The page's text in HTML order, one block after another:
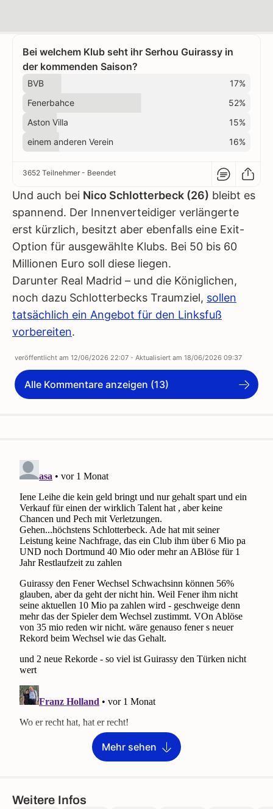
Bei welchem Klub seht ihr Serhou Guirassy in
der kommenden Saison?
BVB
17%
Fenerbahce
52%
Aston Villa
15%
einem anderen Verein
16%
3652 Teilnehmer - Beendet
Und auch bei Nico Schlotterbeck (26) bleibt es
spannend. Der Innenverteidiger verlängerte
erst kürzlich, besitzt aber ebenfalls eine Exit-
Option für ausgewählte Klubs. Bei 50 bis 60
Millionen Euro soll diese liegen.
Darunter Real Madrid – und die Königlichen,
noch dazu Schlotterbecks Traumziel, sollen
tatsächlich ein Angebot für den Linksfuß
vorbereiten.
veröffentlicht am 12/06/2026 22:07 - Aktualisiert am 18/06/2026 09:37
Alle Kommentare anzeigen (13)
Mehr sehen
Weitere Infos